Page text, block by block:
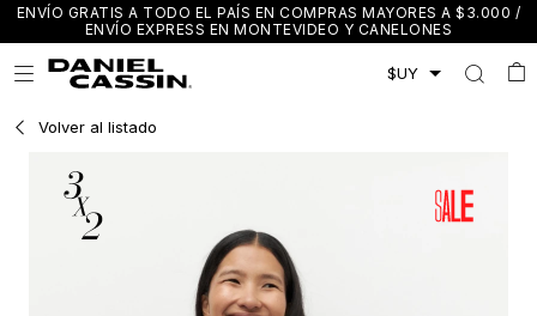
ENVÍO GRATIS A TODO EL PAÍS EN COMPRAS MAYORES A $3.000 /
ENVÍO EXPRESS EN MONTEVIDEO Y CANELONES

Volver al listado